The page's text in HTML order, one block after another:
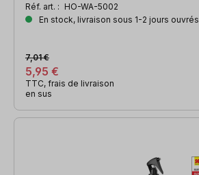
Réf. art. : HO-WA-5002
En stock, livraison sous 1-2 jours ouvrés
5,95 €
7,01 €
TTC, frais de livraison
en sus